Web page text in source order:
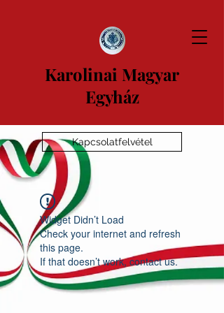
Karolinai Magyar
Egyház
Kapcsolatfelvétel
Widget Didn’t Load
Check your internet and refresh
this page.
If that doesn’t work, contact us.